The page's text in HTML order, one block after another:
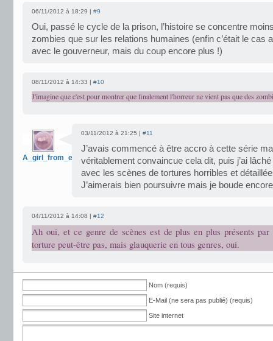
06/11/2012 à 18:29 | #9
Oui, passé le cycle de la prison, l’histoire se concentre
zombies que sur les relations humaines (enfin c’était le cas
avec le gouverneur, mais du coup encore plus !)
08/11/2012 à 14:33 | #10
J'imagine que c'est pour montrer que finalement l'horreur ne vient pas que des
A_girl_from_earth
03/11/2012 à 21:25 | #11
J’avais commencé à être accro à cette série
véritablement convaincue cela dit, puis j’ai
avec les scènes de tortures horribles et
J’aimerais bien poursuivre mais je boude
04/11/2012 à 14:08 | #12
Ah oui, et ce genre de scènes est de plus en plus présents
torture peut-être pas, mais glauquerie en tous genres, oui.
Nom (requis)
E-Mail (ne sera pas publié) (requis)
Site internet